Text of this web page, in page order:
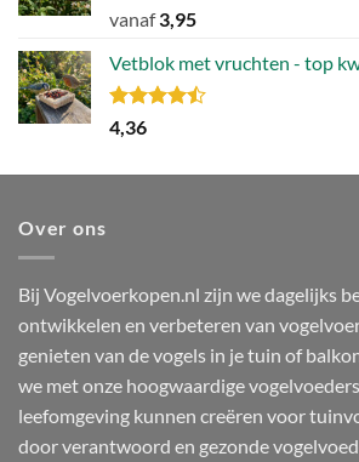
Gewaardeerd
uit 5
vanaf3,95
Vetblok met vruchten - top
Gewaardeerd
4.44
4,36
Over ons
Bij Vogelvoerkopen.nl zijn we dagelijks
ontwikkelen en verbeteren van
genieten van de vogels in je tuin of
we met onze hoogwaardige
leefomgeving kunnen creëren voor
door verantwoord en gezonde